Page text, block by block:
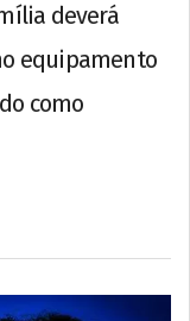
deverá
equipamento
como